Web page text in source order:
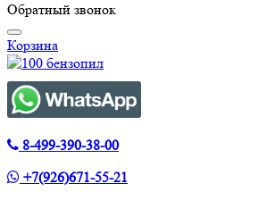
Обратный звонок
Корзина
8-499-390-38-00
+7(926)671-55-21